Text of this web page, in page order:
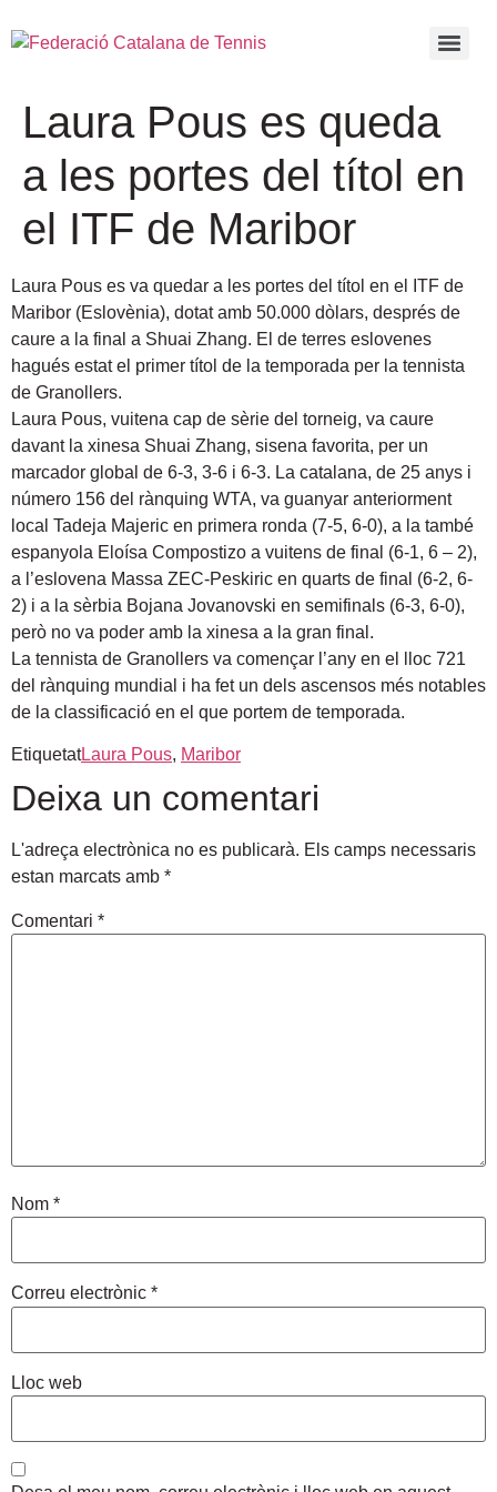
Laura Pous es queda
a les portes del títol en
el ITF de Maribor
Laura Pous es va quedar a les portes del títol en el ITF de
Maribor (Eslovènia), dotat amb 50.000 dòlars, després de
caure a la final a Shuai Zhang. El de terres eslovenes
hagués estat el primer títol de la temporada per la tennista
de Granollers.
Laura Pous, vuitena cap de sèrie del torneig, va caure
davant la xinesa Shuai Zhang, sisena favorita, per un
marcador global de 6-3, 3-6 i 6-3. La catalana, de 25 anys i
número 156 del rànquing WTA, va guanyar anteriorment
local Tadeja Majeric en primera ronda (7-5, 6-0), a la també
espanyola Eloísa Compostizo a vuitens de final (6-1, 6 – 2),
a l’eslovena Massa ZEC-Peskiric en quarts de final (6-2, 6-
2) i a la sèrbia Bojana Jovanovski en semifinals (6-3, 6-0),
però no va poder amb la xinesa a la gran final.
La tennista de Granollers va començar l’any en el lloc 721
del rànquing mundial i ha fet un dels ascensos més notables
de la classificació en el que portem de temporada.
EtiquetatLaura Pous, Maribor
Deixa un comentari
L'adreça electrònica no es publicarà. Els camps necessaris
estan marcats amb *
Comentari *
Nom *
Correu electrònic *
Lloc web